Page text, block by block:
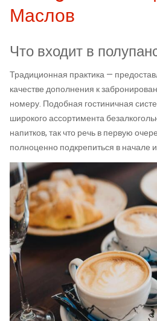
Маслов
Что входит в
Традиционная практика —
качестве дополнения к
номеру. Подобная гостиничная
широкого ассортимента
напитков, так что речь в первую
полноценно подкрепиться в начале